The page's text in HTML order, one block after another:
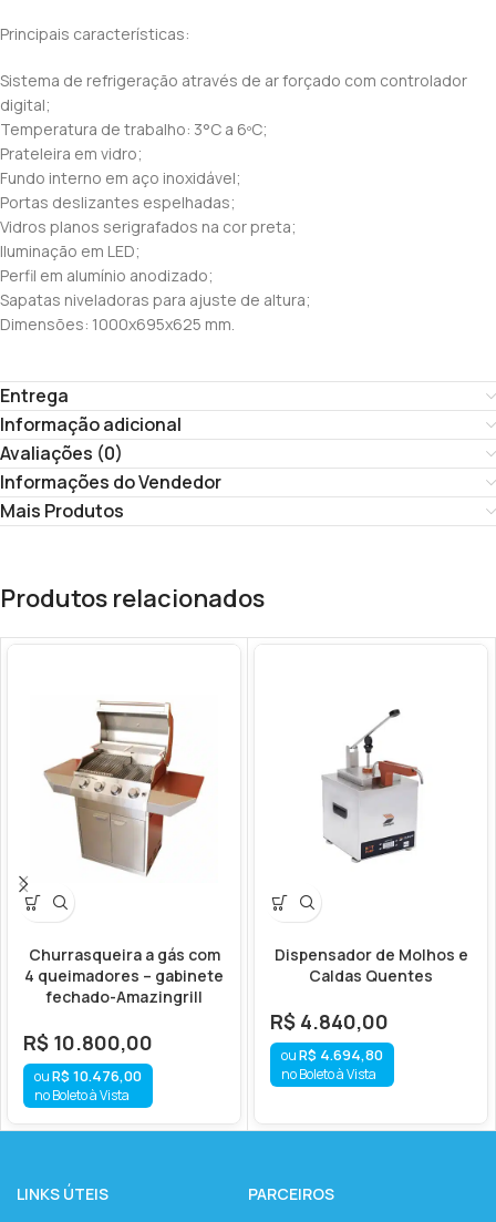
Principais características:
Sistema de refrigeração através de ar forçado com controlador
digital;
Temperatura de trabalho: 3°C a 6ºC;
Prateleira em vidro;
Fundo interno em aço inoxidável;
Portas deslizantes espelhadas;
Vidros planos serigrafados na cor preta;
Iluminação em LED;
Perfil em alumínio anodizado;
Sapatas niveladoras para ajuste de altura;
Dimensões: 1000x695x625 mm.
Entrega
Informação adicional
Avaliações (0)
Informações do Vendedor
Mais Produtos
Produtos relacionados
Churrasqueira a gás com
4 queimadores – gabinete
fechado-Amazingrill
R$ 10.800,00
R$ 10.476,00
no Boleto à Vista
Dispensador de Molhos e
Caldas Quentes
R$ 4.840,00
R$ 4.694,80
no Boleto à Vista
LINKS ÚTEIS
PARCEIROS